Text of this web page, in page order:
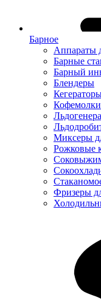
Барное
Аппараты
Барные
Барный
Блендеры
Кофемолки
Миксеры
Рожковые
Фризеры